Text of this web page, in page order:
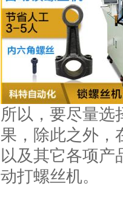
所以，要尽量选
果，除此之外，
以及其它各项产
动打螺丝机。